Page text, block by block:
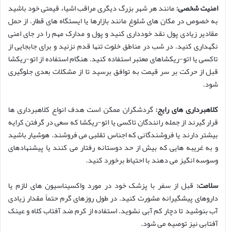
امنیت شخصی:مانند هر شهر بزرگ دیگری مراقب اشیاء قیمتی خود باشید
به خصوص در مکان های شلوغ مانند بازارها یا ایستگاه های قطار. از حمل
مقادیر زیادی پول نقد خودداری کنید و پول و مدارک مهم را در جای امنی
نگهداری کنید. در شب در مناطق خلوت تنها قدم نزنید و برای جابجایی از
تاکسی یا اتو-ریکشاهای معتبر استفاده کنید. هنگام استفاده از اتو-ریکشا
قبل از حرکت بر سر قیمت به توافق برسید تا از مشکلات بعدی جلوگیری
شود.
کلاهبرداری های رایج: گردشگران ممکن است هدف انواع کلاهبرداری ها
قرار گیرند از جمله رانندگان تاکسی یا اتو-ریکشا که سعی در گرفتن کرایه
بیشتر دارند یا فروشندگانی که اجناس تقلبی می فروشند. هوشیار باشید
و به غریبه هایی که بیش از حد دوستانه رفتار می کنند یا پیشنهادهای
وسوسه انگیز می دهند با احتیاط برخورد کنید.
سلامت: قبل از سفر با پزشک خود در مورد واکسیناسیون های لازم یا
داروهای پیشگیرانه مشورت کنید. در طول روزهای گرم حتماً مقدار زیادی
آب بنوشید تا دچار کم آبی نشوید. استفاده از کرم ضد آفتاب کلاه و عینک
آفتابی نیز توصیه می شود.